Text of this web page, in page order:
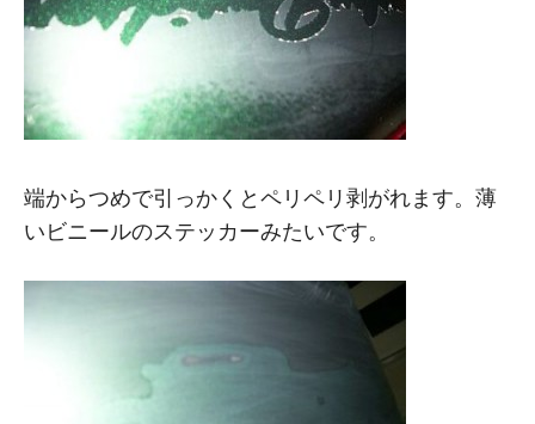
端からつめで引っかくとペリペリ剥がれます。薄
いビニールのステッカーみたいです。